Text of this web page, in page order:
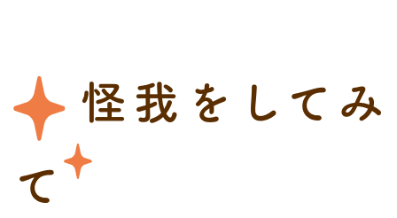
怪我をしてみ
て